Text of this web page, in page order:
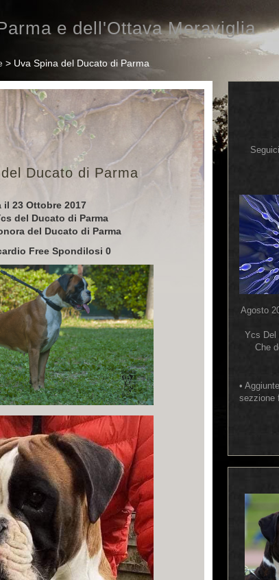
e dell'Ottava Meraviglia
> Uva Spina del Ducato di Parma
Ducato di Parma
il 23 Ottobre 2017
del Ducato di Parma
del Ducato di Parma
Free Spondilosi 0
Agosto
Ycs Del
Che
•
sezzione